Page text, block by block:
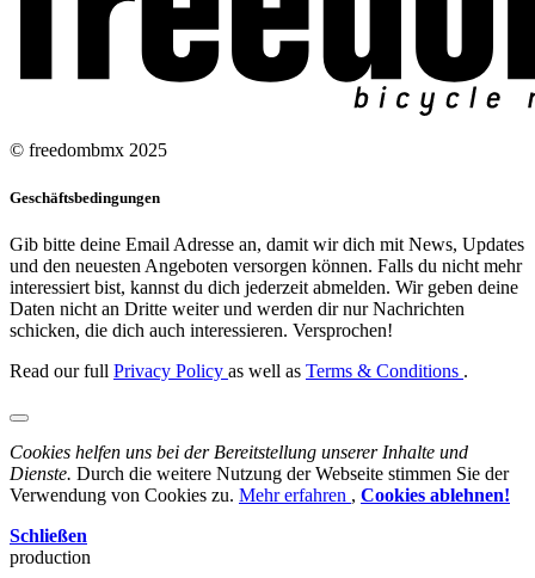
© freedombmx 2025
Geschäftsbedingungen
Gib bitte deine Email Adresse an, damit wir dich mit News, Updates
und den neuesten Angeboten versorgen können. Falls du nicht mehr
interessiert bist, kannst du dich jederzeit abmelden. Wir geben deine
Daten nicht an Dritte weiter und werden dir nur Nachrichten
schicken, die dich auch interessieren. Versprochen!
Read our full Privacy Policy as well as Terms & Conditions .
Cookies helfen uns bei der Bereitstellung unserer Inhalte und
Dienste. Durch die weitere Nutzung der Webseite stimmen Sie der
Verwendung von Cookies zu. Mehr erfahren , Cookies ablehnen!
Schließen
production